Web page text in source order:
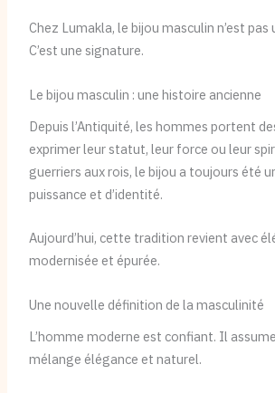
Chez Lumakla, le bijou masculin n’est pas
C’est une signature.
Le bijou masculin : une histoire ancienne
Depuis l’Antiquité, les hommes portent
exprimer leur statut, leur force ou leur
guerriers aux rois, le bijou a toujours été
puissance et d’identité.
Aujourd’hui, cette tradition revient avec
modernisée et épurée.
Une nouvelle définition de la masculinité
L’homme moderne est confiant. Il
mélange élégance et naturel.